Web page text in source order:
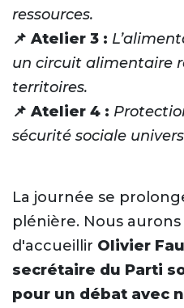
ressources.
📌 Atelier 3 :
un circuit alimentaire
territoires.
📌 Atelier 4 :
sécurité sociale
La journée se
plénière. Nous
d'accueillir Olivier
secrétaire du Parti
pour un débat avec